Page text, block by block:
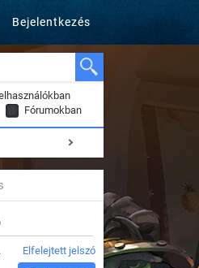
Bejelentkezés
Fórumokban
Elfelejtett jelszó